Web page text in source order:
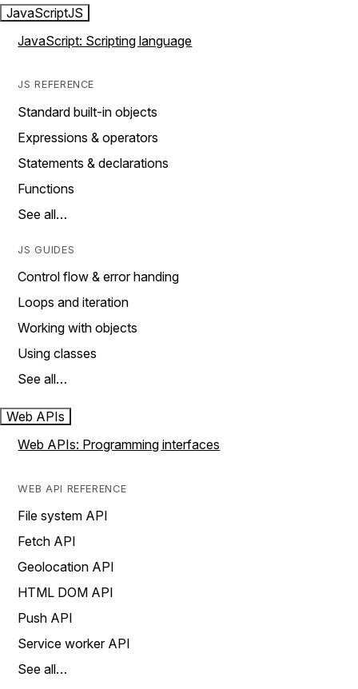
JavaScriptJS
JavaScript: Scripting language
JS REFERENCE
Standard built-in objects
Expressions & operators
Statements & declarations
Functions
See all…
JS GUIDES
Control flow & error handing
Loops and iteration
Working with objects
Using classes
See all…
Web APIs
Web APIs: Programming interfaces
WEB API REFERENCE
File system API
Fetch API
Geolocation API
HTML DOM API
Push API
Service worker API
See all…